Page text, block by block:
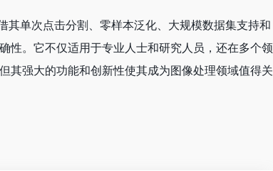
单次点击分割、零样本泛化、大规模数据集支持和
性。它不仅适用于专业人士和研究人员，还在多个领
其强大的功能和创新性使其成为图像处理领域值得关